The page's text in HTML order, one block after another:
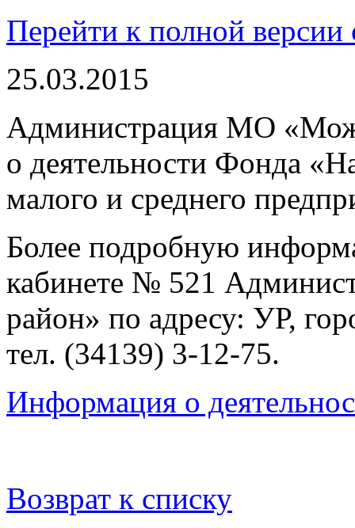
Перейти к полной версии
25.03.2015
Администрация МО
о деятельности Фонда
малого и среднего
Более подробную
кабинете № 521
район» по адресу: УР,
тел. (34139) 3-12-75.
Информация о
Возврат к списку